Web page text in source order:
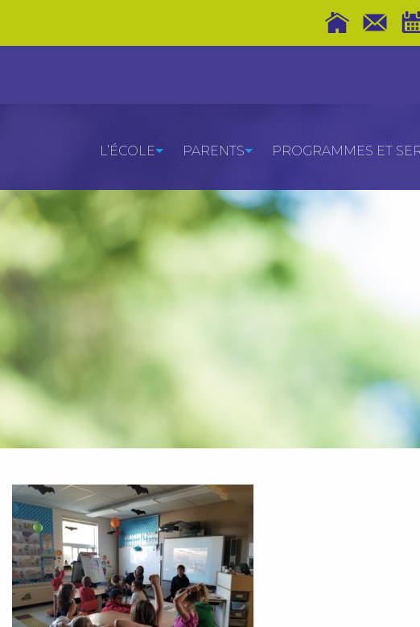
L’ÉCOLE PARENTS PROGRAMMES ET